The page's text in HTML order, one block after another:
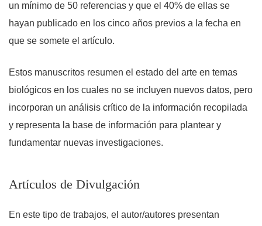
un mínimo de 50 referencias y que el 40% de ellas se
hayan publicado en los cinco años previos a la fecha en
que se somete el artículo.
Estos manuscritos resumen el estado del arte en temas
biológicos en los cuales no se incluyen nuevos datos, pero
incorporan un análisis crítico de la información recopilada
y representa la base de información para plantear y
fundamentar nuevas investigaciones.
Artículos de Divulgación
En este tipo de trabajos, el autor/autores presentan